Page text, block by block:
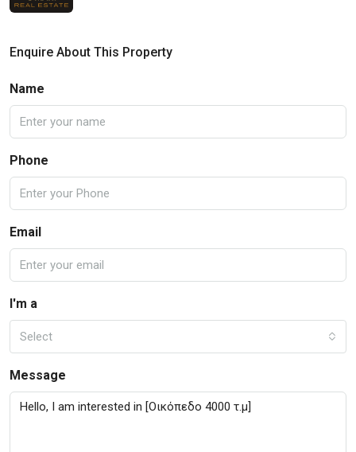
Enquire About This Property
Name
Phone
Email
I'm a
Select
Message